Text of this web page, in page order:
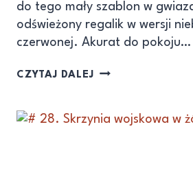
do tego mały szablon w
odświeżony regalik w wersji
czerwonej. Akurat do pokoju…
CZYTAJ DALEJ